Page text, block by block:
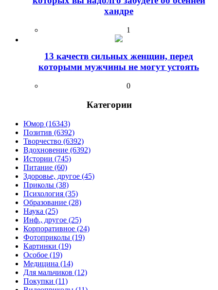
хандре
1
13 качеств сильных женщин, перед
которыми мужчины не могут устоять
0
Категории
Юмор (16343)
Позитив (6392)
Творчество (6392)
Вдохновение (6392)
Истории (745)
Питание (60)
Здоровье, другое (45)
Приколы (38)
Психология (35)
Образование (28)
Наука (25)
Инф., другое (25)
Корпоративное (24)
Фотоприколы (19)
Картинки (19)
Особое (19)
Медицина (14)
Для мальчиков (12)
Покупки (11)